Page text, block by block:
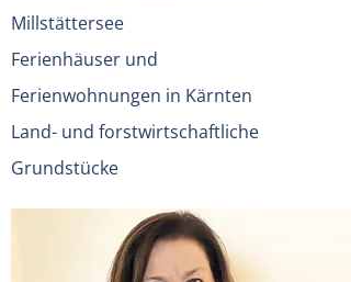
Millstättersee
Ferienhäuser und
Ferienwohnungen in Kärnten
Land- und forstwirtschaftliche
Grundstücke